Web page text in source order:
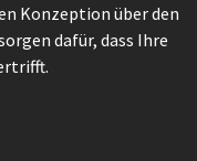
Konzeption über den
dafür, dass Ihre